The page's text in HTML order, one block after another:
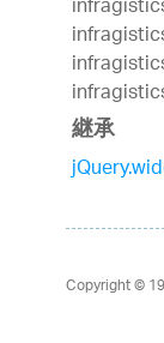
継承
Copyright ©